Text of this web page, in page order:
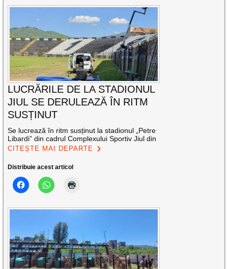
LUCRĂRILE DE LA STADIONUL
JIUL SE DERULEAZĂ ÎN RITM
SUSȚINUT
Se lucrează în ritm susținut la stadionul „Petre
Libardi” din cadrul Complexului Sportiv Jiul din
CITEȘTE MAI DEPARTE
Distribuie acest articol